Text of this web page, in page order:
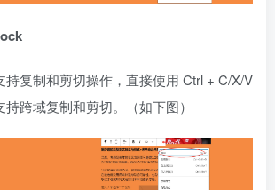
持复制和剪切操作，直接使用 Ctrl + C/X/V
跨域复制和剪切。（如下图）